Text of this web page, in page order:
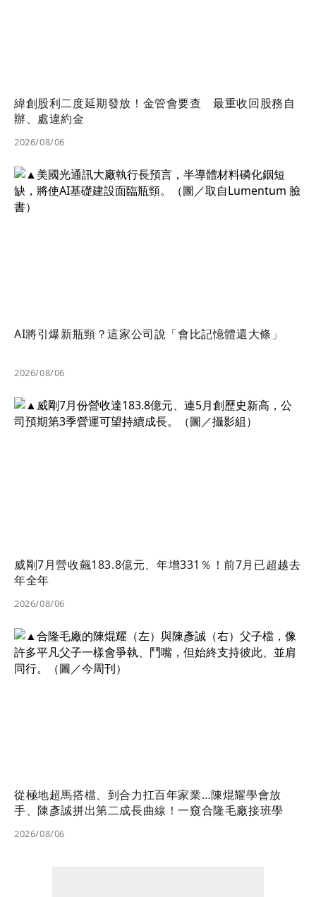
緯創股利二度延期發放！金管會要查 最重收回股務自
辦、處違約金
2026/08/06
AI將引爆新瓶頸？這家公司說「會比記憶體還大條」
2026/08/06
威剛7月營收飆183.8億元、年增331％！前7月已超越去
年全年
2026/08/06
從極地超馬搭檔、到合力扛百年家業…陳焜耀學會放
手、陳彥誠拼出第二成長曲線！一窺合隆毛廠接班學
2026/08/06